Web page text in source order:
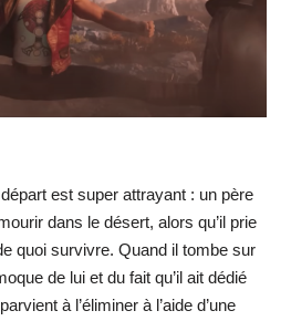
est super attrayant : un père
dans le désert, alors qu’il prie
quoi survivre. Quand il tombe sur
de lui et du fait qu’il ait dédié
à l’éliminer à l’aide d’une